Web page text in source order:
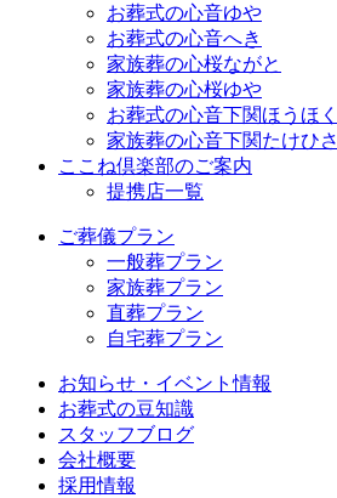
お葬式の心音ゆや
お葬式の心音へき
家族葬の心桜ながと
家族葬の心桜ゆや
お葬式の心音下関ほうほく
家族葬の心音下関たけひさ
ここね倶楽部のご案内
提携店一覧
ご葬儀プラン
一般葬プラン
家族葬プラン
直葬プラン
自宅葬プラン
お知らせ・イベント情報
お葬式の豆知識
スタッフブログ
会社概要
採用情報